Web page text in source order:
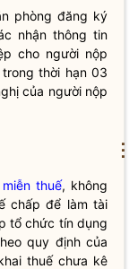
phòng đăng ký
nhận thông tin
cho người nộp
thời hạn 03
của người nộp
miễn thuế, không
chấp để làm tài
tổ chức tín dụng
quy định của
thuế chưa kê
⋮